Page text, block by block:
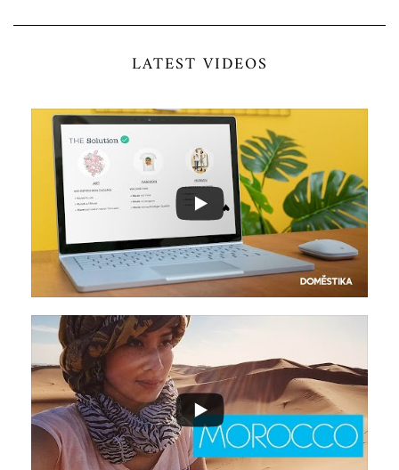
LATEST VIDEOS